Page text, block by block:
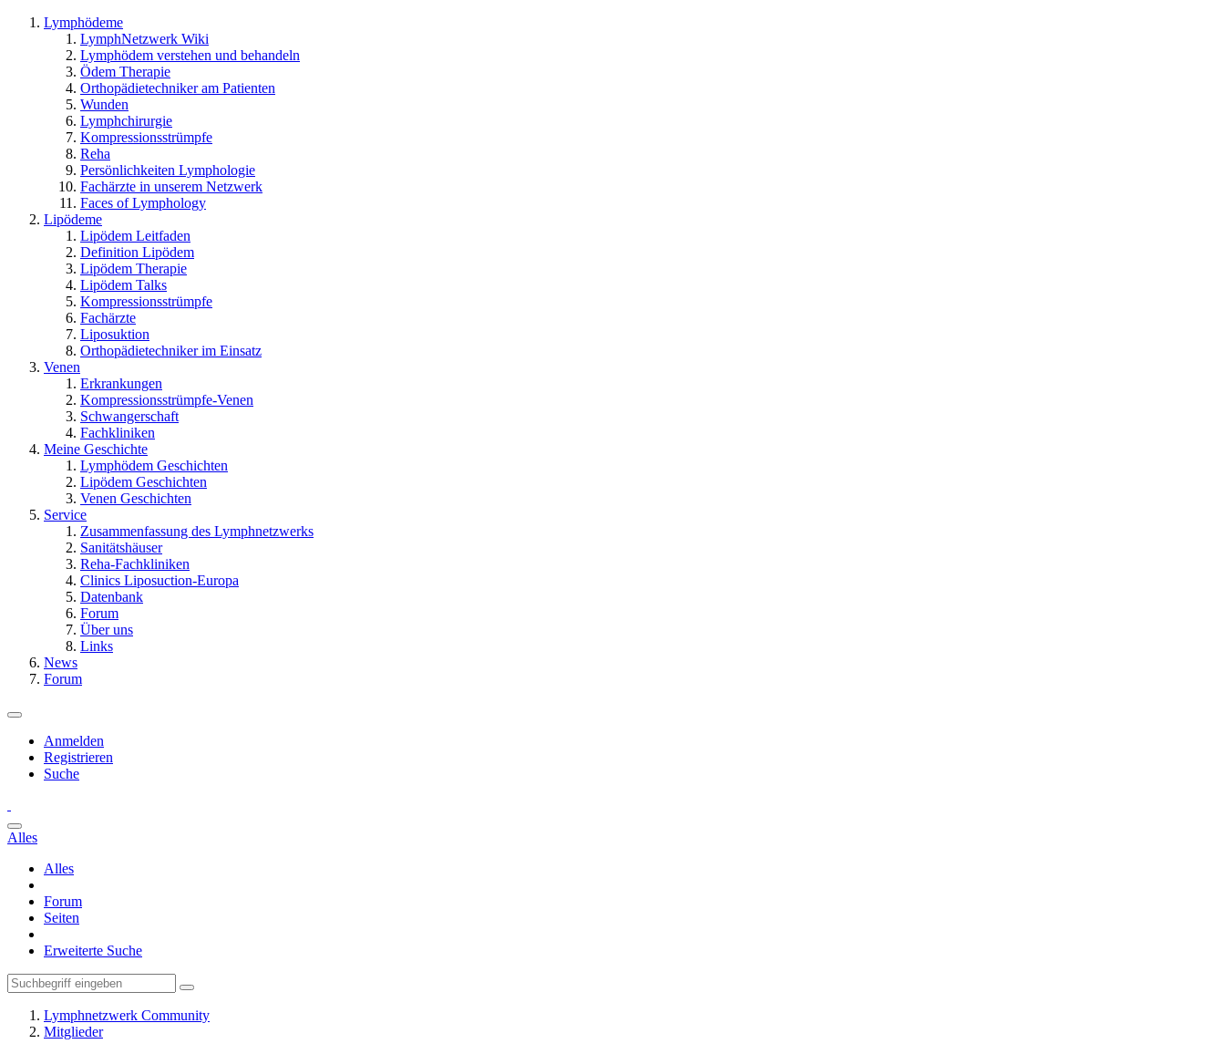
Lymphödeme
LymphNetzwerk Wiki
Lymphödem verstehen und behandeln
Ödem Therapie
Orthopädietechniker am Patienten
Wunden
Lymphchirurgie
Kompressionsstrümpfe
Reha
Persönlichkeiten Lymphologie
Fachärzte in unserem Netzwerk
Faces of Lymphology
Lipödeme
Lipödem Leitfaden
Definition Lipödem
Lipödem Therapie
Lipödem Talks
Kompressionsstrümpfe
Fachärzte
Liposuktion
Orthopädietechniker im Einsatz
Venen
Erkrankungen
Kompressionsstrümpfe-Venen
Schwangerschaft
Fachkliniken
Meine Geschichte
Lymphödem Geschichten
Lipödem Geschichten
Venen Geschichten
Service
Zusammenfassung des Lymphnetzwerks
Sanitätshäuser
Reha-Fachkliniken
Clinics Liposuction-Europa
Datenbank
Forum
Über uns
Links
News
Forum
Anmelden
Registrieren
Suche
Alles
Alles
Forum
Seiten
Erweiterte Suche
Lymphnetzwerk Community
Mitglieder